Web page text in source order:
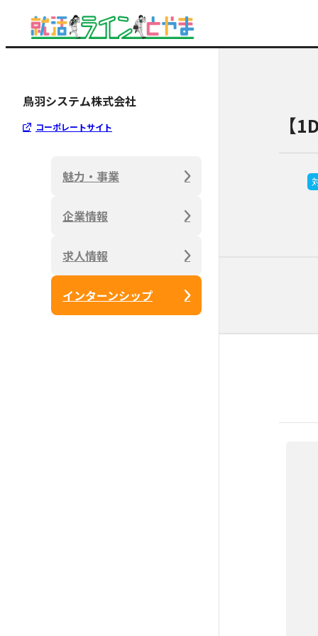
鳥羽システム株式会社
コーポレートサイト
魅力・事業
企業情報
求人情報
インターンシップ
【